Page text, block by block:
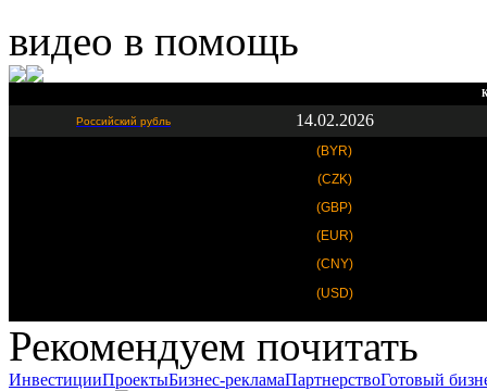
видео в помощь
Российский рубль 14.02.2026
(BYR)
(CZK)
(GBP)
(EUR)
(CNY)
(USD)
Рекомендуем почитать
ИнвестицииПроектыБизнес-рекламаПартнерствоГотовый